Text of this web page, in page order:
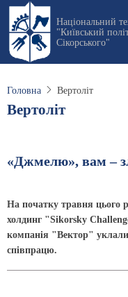
Перейти
основного
вмісту
Національний
"Київський
Сікорського"
Головна Вертоліт
Вертоліт
«Джмелю», вам –
На початку травня цього
холдинг "Sikorsky
компанія "Вектор"
співпрацю.